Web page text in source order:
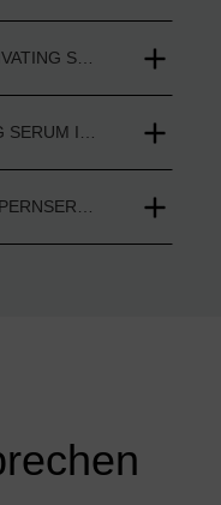
SERUM IM
SERUM IRRITATIONEN